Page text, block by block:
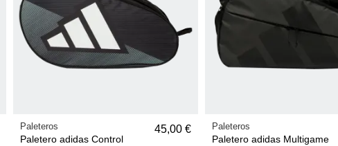
Paleteros
Paletero adidas Control
45,00 € Paleteros
Paletero adidas Multigame